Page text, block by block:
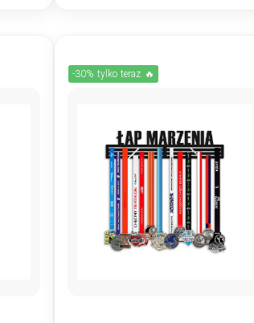
-30% tylko teraz 🔥